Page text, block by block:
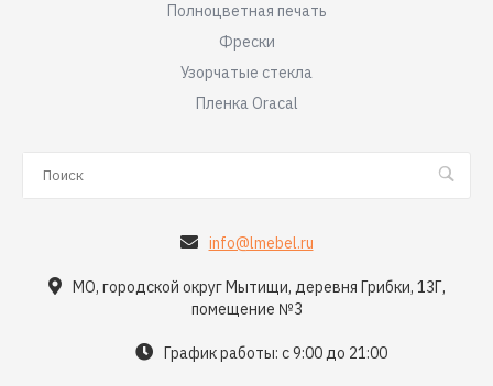
Полноцветная печать
Фрески
Узорчатые стекла
Пленка Oracal
info@lmebel.ru
МО, городской округ Мытищи, деревня Грибки, 13Г,
помещение №3
График работы: с 9:00 до 21:00